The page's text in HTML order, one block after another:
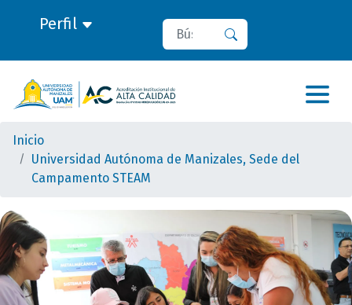
Perfil Buscar
Inicio
Universidad Autónoma de Manizales, Sede del
Campamento STEAM